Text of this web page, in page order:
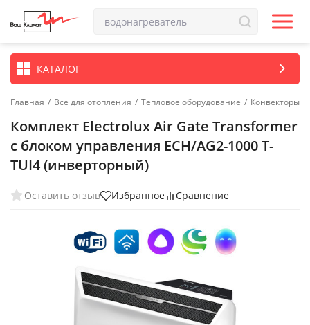
КАТАЛОГ
Главная / Всё для отопления / Тепловое оборудование / Конвекторы
Комплект Electrolux Air Gate Transformer
с блоком управления ECH/AG2-1000 T-
TUI4 (инверторный)
Оставить отзыв Избранное Сравнение